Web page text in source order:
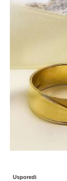
Usporedi